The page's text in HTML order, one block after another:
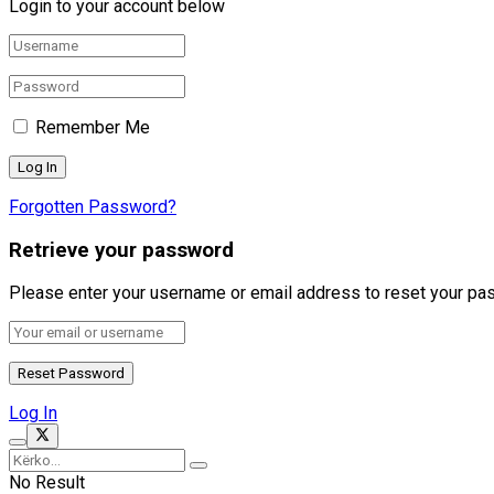
Login to your account below
Remember Me
Forgotten Password?
Retrieve your password
Please enter your username or email address to reset your
Log In
No Result